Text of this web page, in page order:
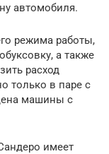
автомобиля.
режима работы,
а также
расход
только в паре с
машины с
имеет